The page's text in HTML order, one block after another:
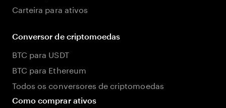
Carteira para ativos
Conversor de criptomoedas
BTC para USDT
BTC para Ethereum
Todos os conversores de criptomoedas
Como comprar ativos